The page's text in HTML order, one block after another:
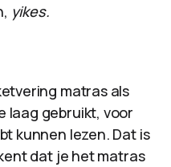
yikes.
matras als
laag gebruikt, voor
kunnen lezen. Dat is
dat je het matras